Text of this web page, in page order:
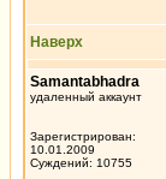
Наверх
Samantabhadra
удаленный аккаунт
Зарегистрирован:
10.01.2009
Суждений: 10755